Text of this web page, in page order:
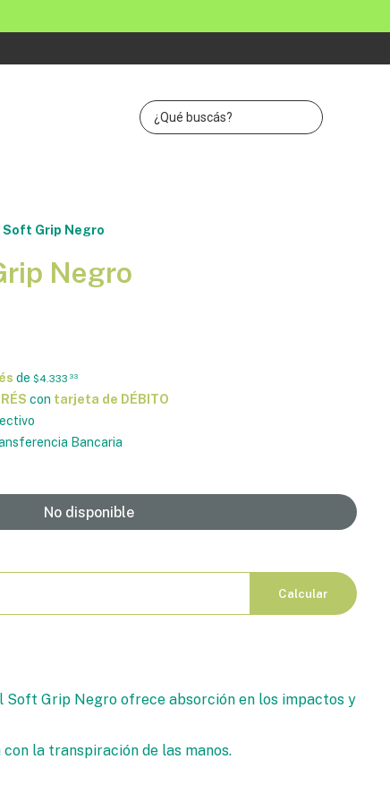
Soft Grip Negro
Negro
de $4.333 33
con tarjeta de DÉBITO
Bancaria
No disponible
Calcular
Soft Grip Negro ofrece absorción en los impactos y
la transpiración de las manos.